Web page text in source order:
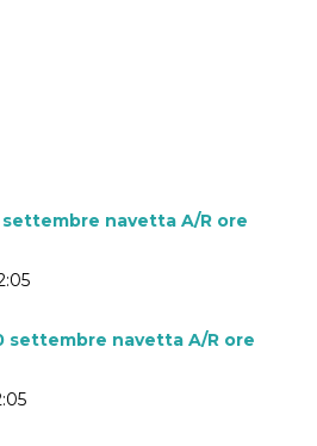
settembre navetta A/R ore
settembre navetta A/R ore